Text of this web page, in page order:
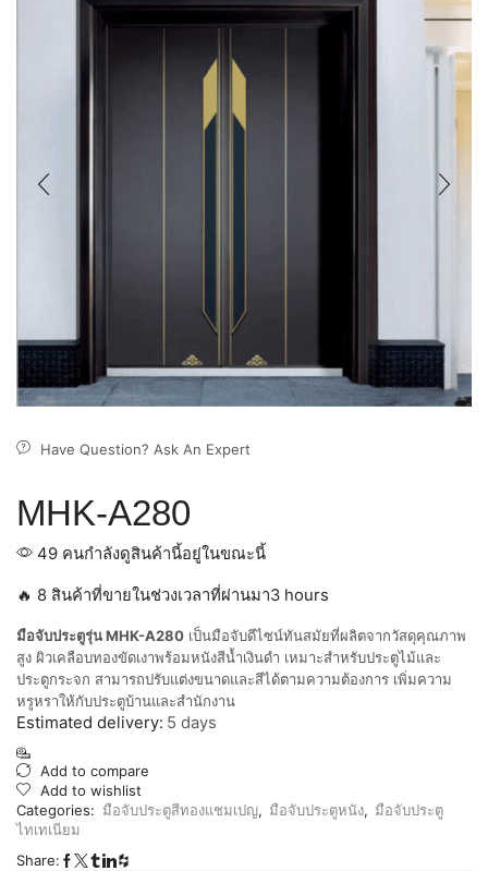
Have Question? Ask An Expert
MHK-A280
49 คนกำลังดูสินค้านี้อยู่ในขณะนี้
🔥 8 สินค้าที่ขายในช่วงเวลาที่ผ่านมา3 hours
มือจับประตูรุ่น MHK-A280 เป็นมือจับดีไซน์ทันสมัยที่ผลิตจากวัสดุคุณภาพ
สูง ผิวเคลือบทองขัดเงาพร้อมหนังสีน้ำเงินดำ เหมาะสำหรับประตูไม้และ
ประตูกระจก สามารถปรับแต่งขนาดและสีได้ตามความต้องการ เพิ่มความ
หรูหราให้กับประตูบ้านและสำนักงาน
Estimated delivery: 5 days
Add to compare
Add to wishlist
Categories: มือจับประตูสีทองแชมเปญ, มือจับประตูหนัง, มือจับประตู
ไทเทเนียม
Share: